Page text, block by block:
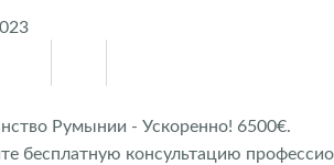
Румынии - Ускоренно! 6500€.
бесплатную консультацию